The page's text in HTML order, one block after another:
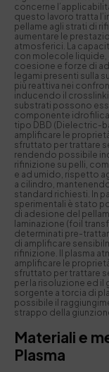
concerne
questo lavoro tratta
pellame agli strati di
aumentare le
atmosferici. La
con molecole liquide,
coesione e forze di
legami presenti sulla
più reattiva nei
inducendo il
substrati possono
componente
tipo DBD (Dielectric-
amplificare le
sfruttato per trattare
rendendo possibile
rifinizione su pelli,
e ad umido, rispetto
a cilindro,
standard richiesti. In
sperimentali è stato
di adesione del
laminazione (foil
determinati pre-
di amplificare
rifinizione. Il plasma
amplificare le
sfruttato per trattare
per la risoluzione ed il
sorgente a torcia di
possibile il
strappo della
Materiali e
Plasma